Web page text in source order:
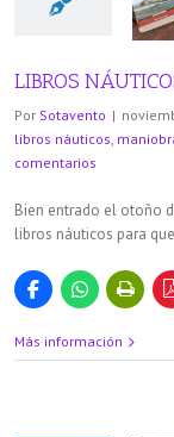
LIBROS
Por Sotavento |
libros náuticos,
comentarios
Bien entrado el otoño
libros náuticos para
Más información